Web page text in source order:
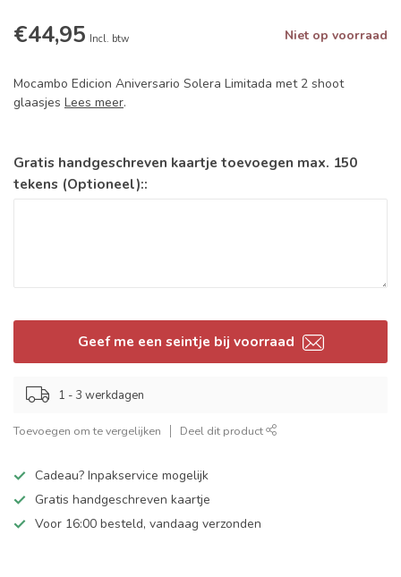
€44,95 Incl. btw Niet op voorraad
Mocambo Edicion Aniversario Solera Limitada met 2 shoot
glaasjes Lees meer.
Gratis handgeschreven kaartje toevoegen max. 150
tekens (Optioneel)::
Geef me een seintje bij voorraad
1 - 3 werkdagen
Toevoegen om te vergelijken Deel dit product
Cadeau? Inpakservice mogelijk
Gratis handgeschreven kaartje
Voor 16:00 besteld, vandaag verzonden